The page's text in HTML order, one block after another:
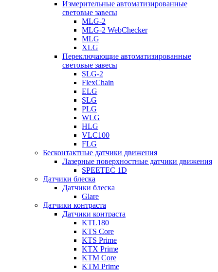
Измерительные автоматизированные
световые завесы
MLG-2
MLG-2 WebChecker
MLG
XLG
Переключающие автоматизированные
световые завесы
SLG-2
FlexChain
ELG
SLG
PLG
WLG
HLG
VLC100
FLG
Бесконтактные датчики движения
Лазерные поверхностные датчики движения
SPEETEC 1D
Датчики блеска
Датчики блеска
Glare
Датчики контраста
Датчики контраста
KTL180
KTS Core
KTS Prime
KTX Prime
KTM Core
KTM Prime